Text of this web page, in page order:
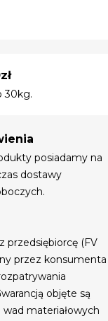
30kg.
posiadamy na
dostawy
przedsiębiorcę (FV
przez konsumenta
objęte są
materiałowych